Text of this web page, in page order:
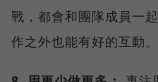
戰，都會和團隊成員一
作之外也能有好的互動。